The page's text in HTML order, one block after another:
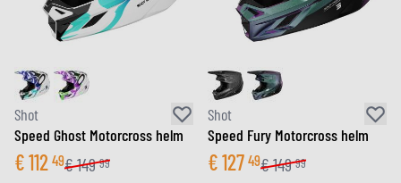
Shot
Speed Ghost Motorcross helm
€112 49€149 99
Shot
Speed Fury Motorcross helm
€127 49€149 99